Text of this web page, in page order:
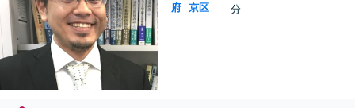
府 京区
分